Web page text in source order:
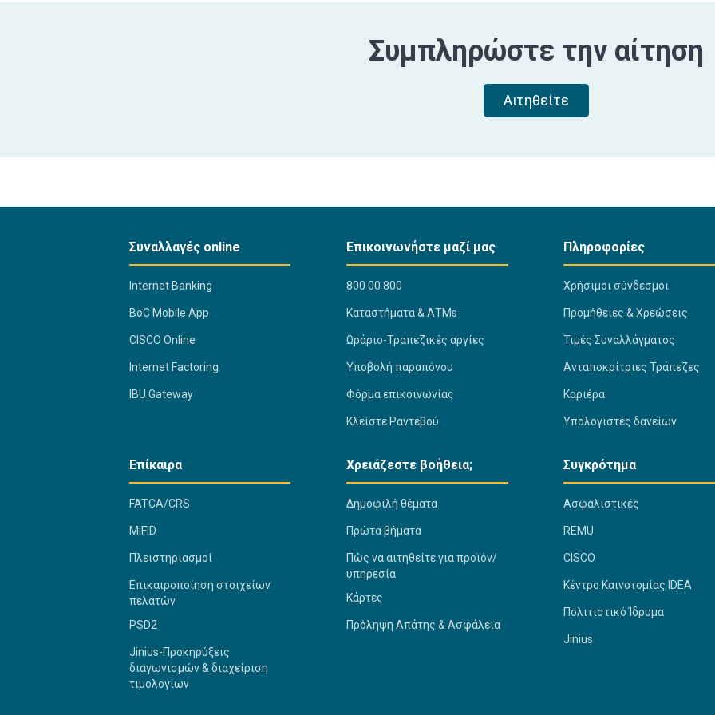
Συμπληρώστε την αίτηση
Αιτηθείτε
Συναλλαγές online
Internet Banking
BoC Mobile App
CISCO Online
Internet Factoring
IBU Gateway
Επικοινωνήστε μαζί μας
800 00 800
Kαταστήματα & ΑΤΜs
Ωράριο-Τραπεζικές αργίες
Υποβολή παραπόνου
Φόρμα επικοινωνίας
Κλείστε Ραντεβού
Πληροφορίες
Χρήσιμοι σύνδεσμοι
Προμήθειες & Χρεώσεις
Τιμές Συναλλάγματος
Ανταποκρίτριες Τράπεζες
Καριέρα
Υπολογιστές δανείων
Επίκαιρα
FATCA/CRS
MiFID
Πλειστηριασμοί
Επικαιροποίηση στοιχείων
πελατών
PSD2
Jinius-Προκηρύξεις
διαγωνισμών & διαχείριση
τιμολογίων
Χρειάζεστε βοήθεια;
Δημοφιλή θέματα
Πρώτα βήματα
Πώς να αιτηθείτε για προϊόν/
υπηρεσία
Κάρτες
Πρόληψη Απάτης & Ασφάλεια
Συγκρότημα
Ασφαλιστικές
REMU
CISCO
Κέντρο Καινοτομίας IDEA
Πολιτιστικό Ίδρυμα
Jinius